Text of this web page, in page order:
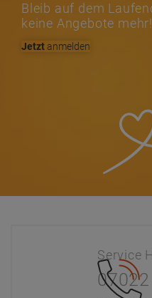
Bleib auf dem
keine Angebote mehr!
Jetztanmelden
Service